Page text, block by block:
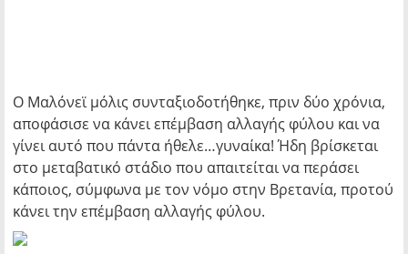
Ο Μαλόνεϊ μόλις συνταξιοδοτήθηκε, πριν δύο χρόνια,
αποφάσισε να κάνει επέμβαση αλλαγής φύλου και να
γίνει αυτό που πάντα ήθελε…γυναίκα! Ήδη βρίσκεται
στο μεταβατικό στάδιο που απαιτείται να περάσει
κάποιος, σύμφωνα με τον νόμο στην Βρετανία, προτού
κάνει την επέμβαση αλλαγής φύλου.